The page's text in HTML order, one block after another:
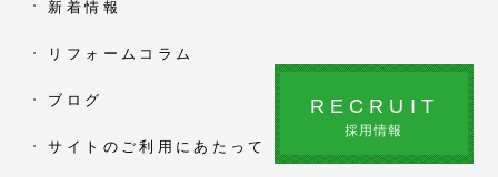
新着情報
リフォームコラム
ブログ
サイトのご利用にあたって
RECRUIT
採用情報